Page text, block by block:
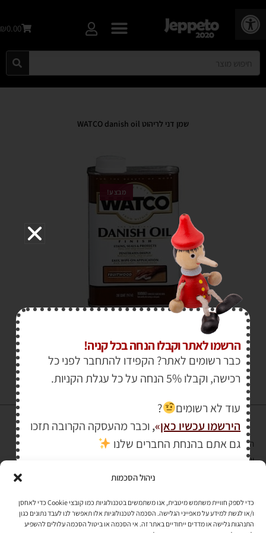
פתח סרגל נגישות
ניהול הסכמות
כדי לספק חוויית משתמש מיטבית, אנו משתמשים בטכנולוגיות כמו קובצי Cookie כדי לאחסן
ו/או לגשת למידע על מאפייני הגלישה. הסכמה לטכנולוגיות אלו תאפשר לנו לעבד נתונים כגון
התנהגות גלישה או מדדים ייחודיים באתר זה. אי הסכמה או ביטול הסכמה עלולים להשפיע
₪0.00
שמן דני לריהוט WATCO danish oil
מבצע!
והעומד בתקן אבטחה PCI DSS Level-1
לתקנון האתר»
הרשמו לאתר וקבלו הנחה בכל קניה!
כבר רשומים לאתר? הקפידו להתחבר לפני כל
רכישה, וקבלו 5% הנחה על כל עגלת הקניות.
עוד לא רשומים
?
הירשמו עכשיו כאן»
, וכבר מהעסקה הקרובה תזכו
גם אתם בהנחת החברים שלנו